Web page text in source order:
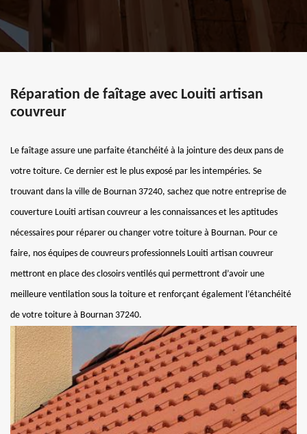
Réparation de faîtage avec Louiti artisan
couvreur
Le faîtage assure une parfaite étanchéité à la jointure des deux pans de
votre toiture. Ce dernier est le plus exposé par les intempéries. Se
trouvant dans la ville de Bournan 37240, sachez que notre entreprise de
couverture Louiti artisan couvreur a les connaissances et les aptitudes
nécessaires pour réparer ou changer votre toiture à Bournan. Pour ce
faire, nos équipes de couvreurs professionnels Louiti artisan couvreur
mettront en place des closoirs ventilés qui permettront d’avoir une
meilleure ventilation sous la toiture et renforçant également l’étanchéité
de votre toiture à Bournan 37240.